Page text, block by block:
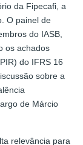
da Fipecafi, a
O painel de
do IASB,
os achados
do IFRS 16
sobre a
de Márcio
relevância para